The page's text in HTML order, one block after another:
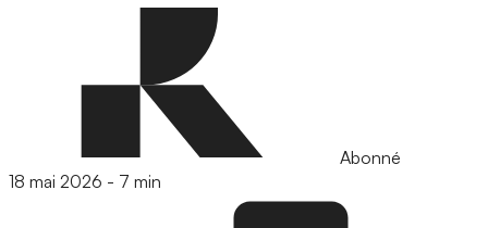
Abonné
18 mai 2026 - 7 min